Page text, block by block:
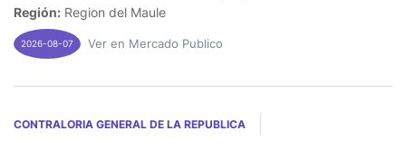
Región: Region del Maule
2026-08-07 Ver en Mercado Publico
CONTRALORIA GENERAL DE LA REPUBLICA